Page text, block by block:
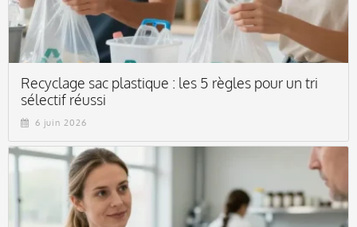
Recyclage sac plastique : les 5 règles pour un tri
sélectif réussi
6 juin 2026